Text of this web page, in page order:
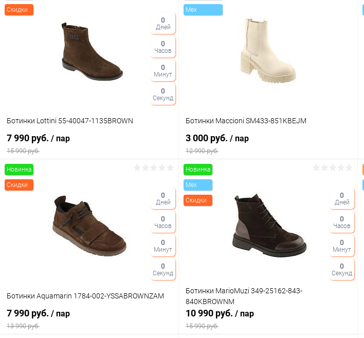
Скидки
0
Дней
0
Часов
0
Минут
0
Секунд
Ботинки Lottini 55-40047-1135BROWN
7 990 руб. / пар
15 990 руб.
Купить в 1 клик
В избранное
Mex
Ботинки Maccioni SM433-851KBEJM
3 000 руб. / пар
12 990 руб.
Купить в 1 клик
Размер свойство
36
Новинка
Скидки
0
Дней
0
Часов
0
Минут
0
Секунд
Ботинки Aquamarin 1784-002-YSSABROWNZAM
7 990 руб. / пар
13 990 руб.
Новинка
Mex
Скидки
0
Дней
0
Часов
0
Минут
0
Секунд
Ботинки MarioMuzi 349-25162-843-
840KBROWNM
10 990 руб. / пар
15 990 руб.